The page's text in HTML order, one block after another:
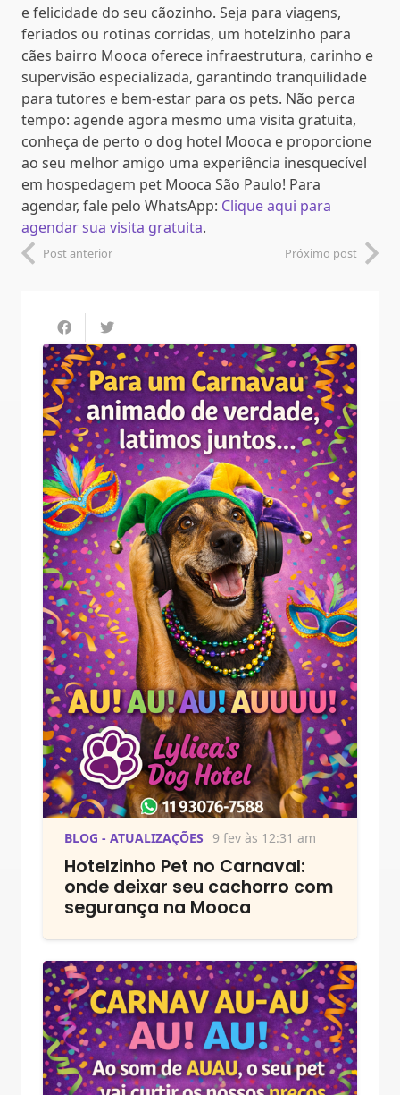
e felicidade do seu cãozinho. Seja para viagens,
feriados ou rotinas corridas, um hotelzinho para
cães bairro Mooca oferece infraestrutura, carinho e
supervisão especializada, garantindo tranquilidade
para tutores e bem-estar para os pets. Não perca
tempo: agende agora mesmo uma visita gratuita,
conheça de perto o dog hotel Mooca e proporcione
ao seu melhor amigo uma experiência inesquecível
em hospedagem pet Mooca São Paulo! Para
agendar, fale pelo WhatsApp: Clique aqui para
agendar sua visita gratuita.
Post anterior Próximo post
BLOG - ATUALIZAÇÕES 9 fev às 12:31 am
Hotelzinho Pet no Carnaval:
onde deixar seu cachorro com
segurança na Mooca